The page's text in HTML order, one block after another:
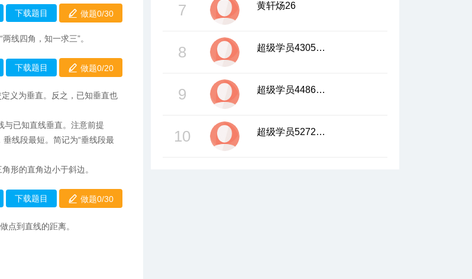
下载题目 做题0/30
线四角，知一求三”。
下载题目 做题0/20
定义为垂直。反之，已知垂直也
与已知直线垂直。注意前提
线段最短。简记为“垂线段最
形的直角边小于斜边。
下载题目 做题0/30
点到直线的距离。
7 黄轩炀26
8 超级学员4305062
9 超级学员4486035
10 超级学员5272244